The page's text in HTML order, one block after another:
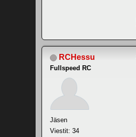
RCHessu
Fullspeed RC
Jäsen
Viestit: 34